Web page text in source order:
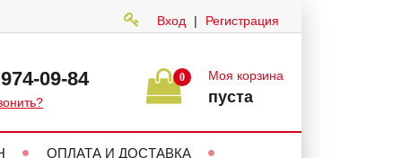
Вход | Регистрация
09-84 0 Моя корзина
пуста
ОПЛАТА И ДОСТАВКА